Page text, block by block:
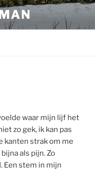
waar mijn lijf het
zo gek, ik kan pas
kanten strak om me
als pijn. Zo
Een stem in mijn